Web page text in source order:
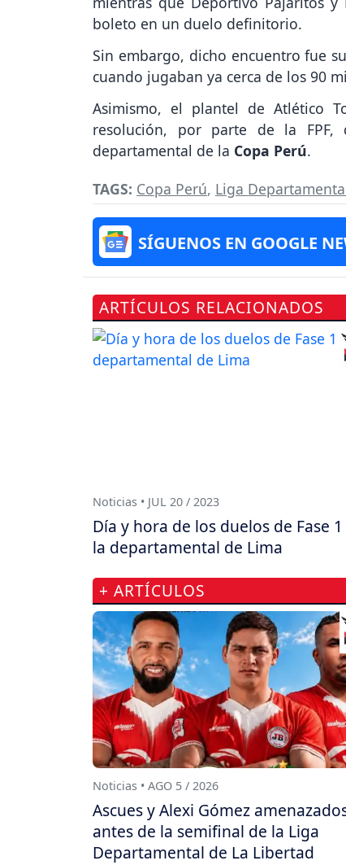
boleto en un duelo definitorio.
Sin embargo, dicho encuentro fue
cuando jugaban ya cerca de los 90
Asimismo, el plantel de Atlético
resolución, por parte de la
departamental de la Copa Perú.
TAGS: Copa Perú, Liga
SÍGUENOS EN GOOGLE
ARTÍCULOS RELACIONADOS
Noticias • JUL 20 / 2023
Día y hora de los duelos de Fase
la departamental de Lima
+ ARTÍCULOS
Noticias • AGO 5 / 2026
Ascues y Alexi Gómez
antes de la semifinal de la Liga
Departamental de La Libertad